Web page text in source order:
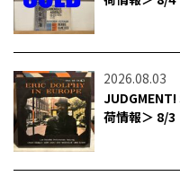
2026.08.03
荷情報＞ 8/3